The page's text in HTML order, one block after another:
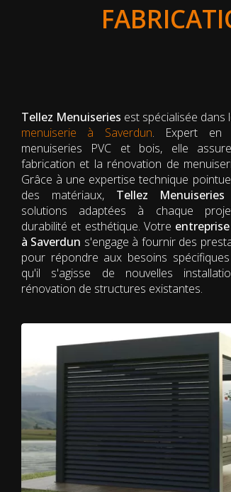
Tellez Menuiseries est spécialisée dans
menuiserie à Saverdun. Expert en
menuiseries PVC et bois, elle
fabrication et la rénovation de
Grâce à une expertise technique
des matériaux, Tellez Menuiseries
solutions adaptées à chaque
durabilité et esthétique. Votre
à Saverdun s'engage à fournir des
pour répondre aux besoins
qu'il s'agisse de nouvelles
rénovation de structures existantes.